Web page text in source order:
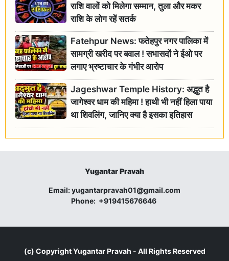
राशि वालों को मिलेगा सम्मान, तुला और मकर
राशि के लोग रहें सतर्क
Fatehpur News: फतेहपुर नगर पालिका में
सामग्री खरीद पर बवाल ! सभासदों ने ईओ पर
लगाए भ्रष्टाचार के गंभीर आरोप
Jageshwar Temple History: अद्भुत है
जागेश्वर धाम की महिमा ! हाथी भी नहीं हिला पाया
था शिवलिंग, जानिए क्या है इसका इतिहास
Yugantar Pravah
Email:yugantarpravah01@gmail.com
Phone: +919415676646
(c) CopyrightYugantar Pravah - All Rights Reserved